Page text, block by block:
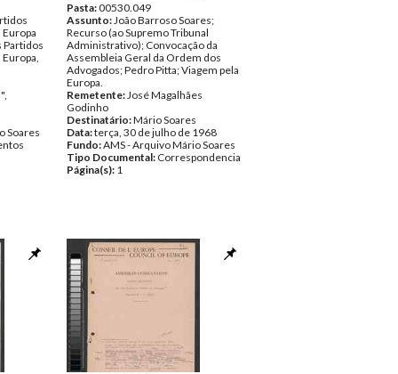
Partidos
Soares
Pasta:00530.049
Assunto:João Barroso Soares;
Recurso (ao Supremo Tribunal
Administrativo); Convocação da
Assembleia Geral da Ordem dos
Advogados; Pedro Pitta; Viagem pela
Europa.
Remetente:José Magalhães
Godinho
Destinatário:Mário Soares
Data:terça, 30 de julho de 1968
Fundo:AMS - Arquivo Mário Soares
Tipo Documental: Correspondencia
Página(s): 1